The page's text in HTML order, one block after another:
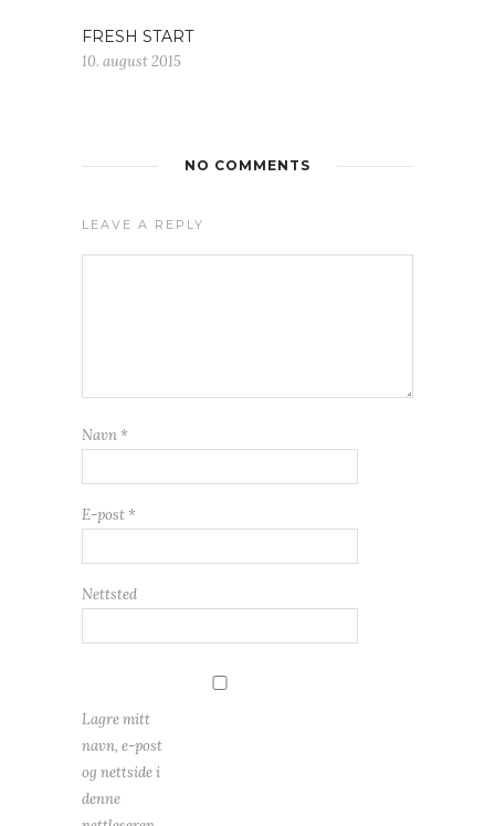
FRESH START
10. august 2015
NO COMMENTS
LEAVE A REPLY
Navn *
E-post *
Nettsted
Lagre mitt
navn, e-post
og nettside i
denne